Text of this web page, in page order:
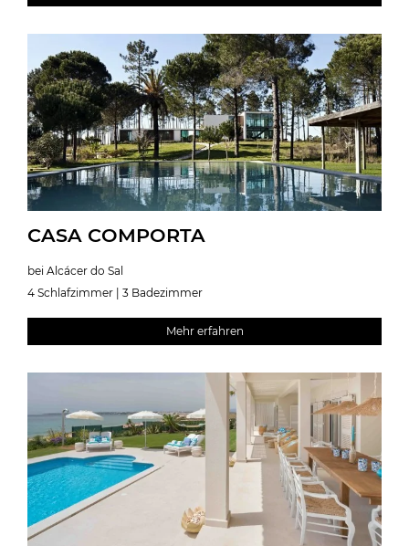
CASA COMPORTA
bei Alcácer do Sal
4 Schlafzimmer | 3 Badezimmer
Mehr erfahren